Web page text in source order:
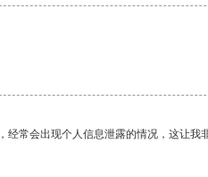
常会出现个人信息泄露的情况，这让我